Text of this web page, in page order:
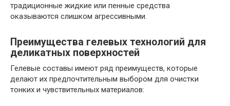
традиционные жидкие или пенные средства
оказываются слишком агрессивными.
Преимущества гелевых технологий для
деликатных поверхностей
Гелевые составы имеют ряд преимуществ, которые
делают их предпочтительным выбором для очистки
тонких и чувствительных материалов: